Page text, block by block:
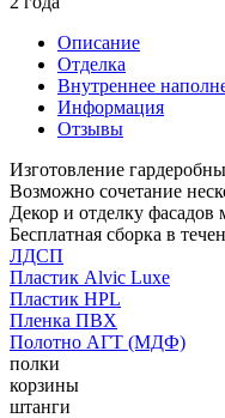
Описание
Отделка
Внутреннее
Информация
Отзывы
Изготовление
Возможно сочетание
Декор и отделку
Бесплатная сборка в
ЛДСП
Пластик Alvic Luxe
Пластик HPL
Пленка ПВХ
Полотно АГТ (МДФ)
полки
корзины
штанги